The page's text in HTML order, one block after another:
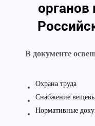
органов
В документе
Охрана труда
Снабжение
Нормативные